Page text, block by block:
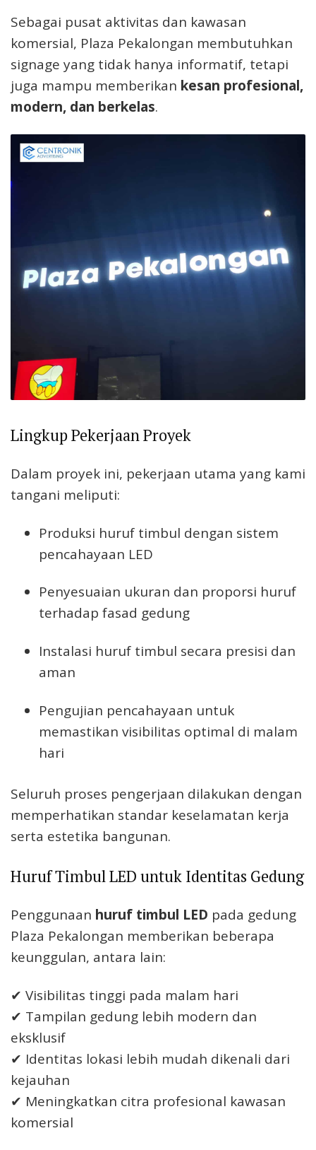
Sebagai pusat aktivitas dan kawasan
komersial, Plaza Pekalongan membutuhkan
signage yang tidak hanya informatif, tetapi
juga mampu memberikan kesan profesional,
modern, dan berkelas.
Lingkup Pekerjaan Proyek
Dalam proyek ini, pekerjaan utama yang kami
tangani meliputi:
Produksi huruf timbul dengan sistem
pencahayaan LED
Penyesuaian ukuran dan proporsi huruf
terhadap fasad gedung
Instalasi huruf timbul secara presisi dan
aman
Pengujian pencahayaan untuk
memastikan visibilitas optimal di malam
hari
Seluruh proses pengerjaan dilakukan dengan
memperhatikan standar keselamatan kerja
serta estetika bangunan.
Huruf Timbul LED untuk Identitas Gedung
Penggunaan huruf timbul LED pada gedung
Plaza Pekalongan memberikan beberapa
keunggulan, antara lain:
✔ Visibilitas tinggi pada malam hari
✔ Tampilan gedung lebih modern dan
eksklusif
✔ Identitas lokasi lebih mudah dikenali dari
kejauhan
✔ Meningkatkan citra profesional kawasan
komersial